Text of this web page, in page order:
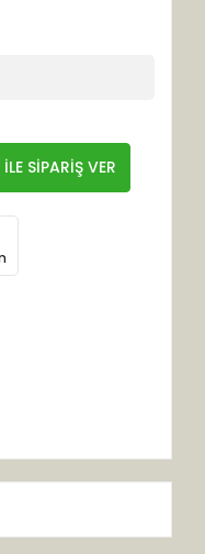
SİPARİŞ VER